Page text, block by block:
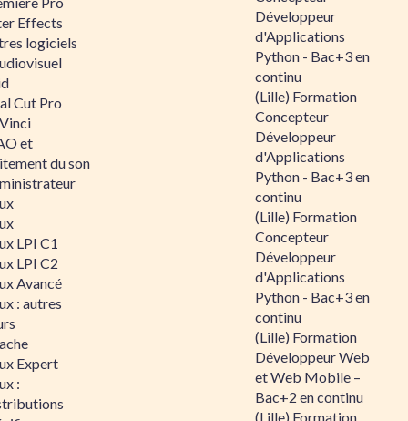
Effects
logiciels
Cut Pro
et
du son
LPI C1
LPI C2
Avancé
: autres
Expert
:
Développeur
d'Applications
Python - Bac+3 en
continu
(Lille) Formation
Concepteur
Développeur
d'Applications
Python - Bac+3 en
continu
(Lille) Formation
Concepteur
Développeur
d'Applications
Python - Bac+3 en
continu
(Lille) Formation
Développeur Web
et Web Mobile –
Bac+2 en continu
(Lille) Formation